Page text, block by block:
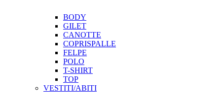
BODY
GILET
CANOTTE
COPRISPALLE
FELPE
POLO
T-SHIRT
TOP
VESTITI/ABITI